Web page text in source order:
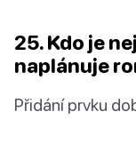
25. Kdo je
naplánuje
Přidání prvku